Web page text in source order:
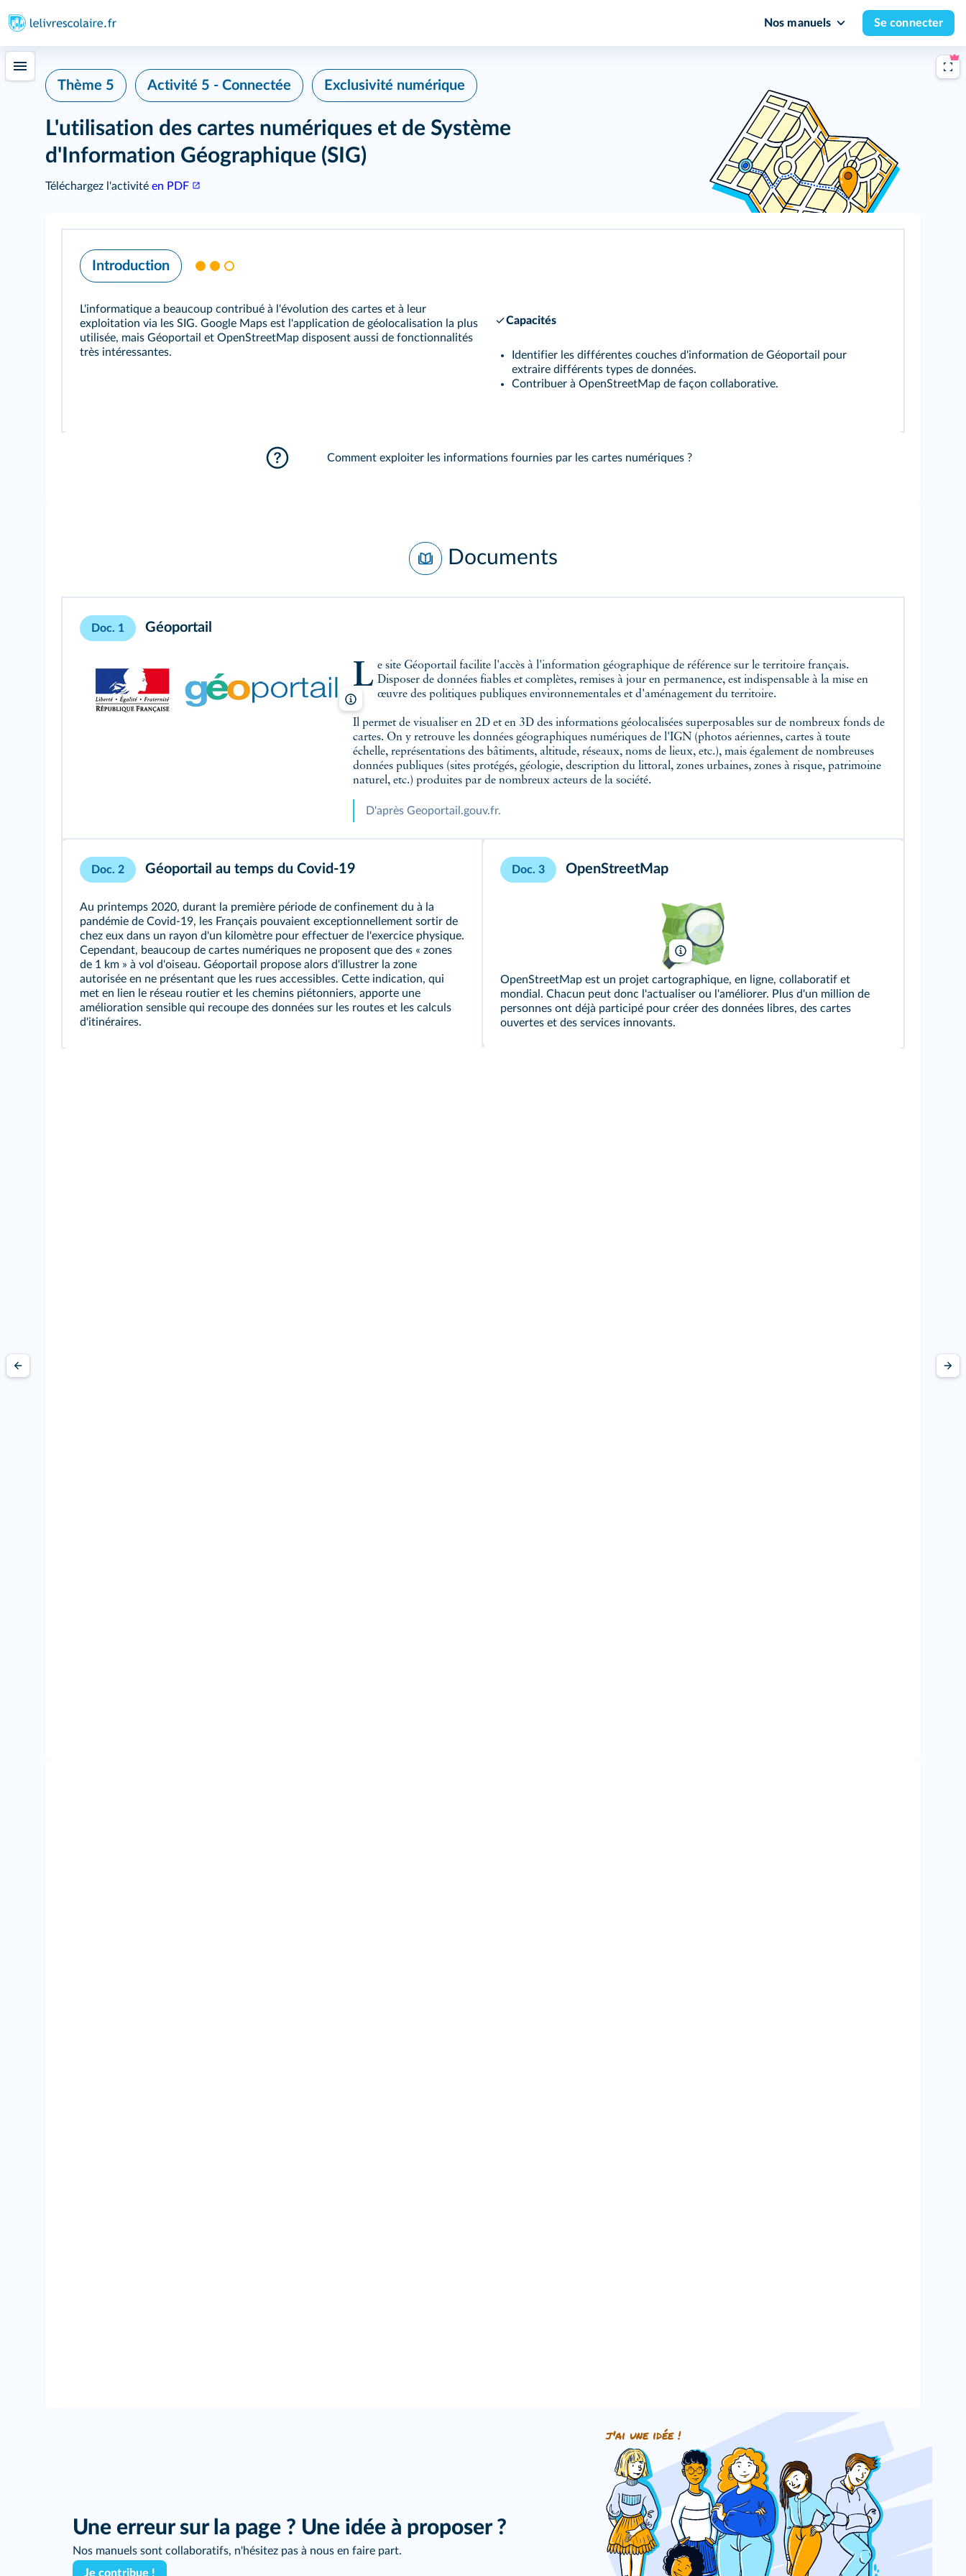
Nos manuels Se connecter
Thème 5 Activité 5 - Connectée Exclusivité numérique
L'utilisation des cartes numériques et de Système
d'Information Géographique (SIG)
Téléchargez l'activité en PDF
Introduction
L'informatique a beaucoup contribué à l'évolution des cartes et à leur
exploitation via les SIG. Google Maps est l'application de géolocalisation la plus
utilisée, mais Géoportail et OpenStreetMap disposent aussi de fonctionnalités
très intéressantes.
Capacités
Identifier les différentes couches d'information de Géoportail pour
extraire différents types de données.
Contribuer à OpenStreetMap de façon collaborative.
Comment exploiter les informations fournies par les cartes numériques ?
Documents
Doc. 1 Géoportail
Le site Géoportail facilite l'accès à l'information géographique de référence sur le territoire français. Disposer de données fiables et complètes, remises à jour en permanence, est indispensable à la mise en
œuvre des politiques publiques environnementales et d'aménagement du territoire.
Il permet de visualiser en 2D et en 3D des informations géolocalisées superposables sur de nombreux fonds de
cartes. On y retrouve les données géographiques numériques de l'IGN (photos aériennes, cartes à toute
échelle, représentations des bâtiments, altitude, réseaux, noms de lieux, etc.), mais également de nombreuses
données publiques (sites protégés, géologie, description du littoral, zones urbaines, zones à risque, patrimoine
naturel, etc.) produites par de nombreux acteurs de la société.
D'après Geoportail.gouv.fr.
Doc. 2 Géoportail au temps du Covid-19
Au printemps 2020, durant la première période de confinement du à la
pandémie de Covid-19, les Français pouvaient exceptionnellement sortir de
chez eux dans un rayon d'un kilomètre pour effectuer de l'exercice physique.
Cependant, beaucoup de cartes numériques ne proposent que des « zones
de 1 km » à vol d'oiseau. Géoportail propose alors d'illustrer la zone
autorisée en ne présentant que les rues accessibles. Cette indication, qui
met en lien le réseau routier et les chemins piétonniers, apporte une
amélioration sensible qui recoupe des données sur les routes et les calculs
d'itinéraires.
Doc. 3 OpenStreetMap
OpenStreetMap
OpenStreetMap est un projet cartographique, en ligne, collaboratif et
mondial. Chacun peut donc l'actualiser ou l'améliorer. Plus d'un million de
personnes ont déjà participé pour créer des données libres, des cartes
ouvertes et des services innovants.
Une erreur sur la page ? Une idée à proposer ?
Nos manuels sont collaboratifs, n'hésitez pas à nous en faire part.
Je contribue !
j'ai une idée !